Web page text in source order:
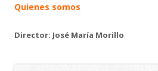
Quienes somos
Director: José María Morillo